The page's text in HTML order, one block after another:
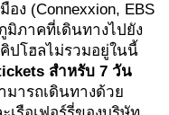
ง (Connexxion, EBS
มิภาคที่เดินทางไปยัง
ปโฮลไม่รวมอยู่ในนี้
สำหรับ 7 วัน
มารถเดินทางด้วย